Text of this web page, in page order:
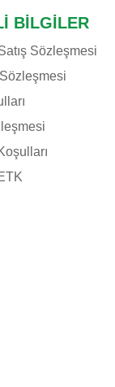
BILGILER
Sözleşmesi
Sözleşmesi